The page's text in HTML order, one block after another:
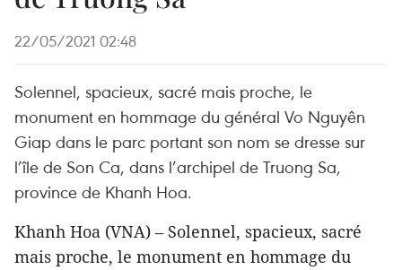
22/05/2021 02:48
Solennel, spacieux, sacré mais proche, le
monument en hommage du général Vo Nguyên
Giap dans le parc portant son nom se dresse sur
l’île de Son Ca, dans l’archipel de Truong Sa,
province de Khanh Hoa.
Khanh Hoa (VNA) – Solennel, spacieux, sacré
mais proche, le monument en hommage du